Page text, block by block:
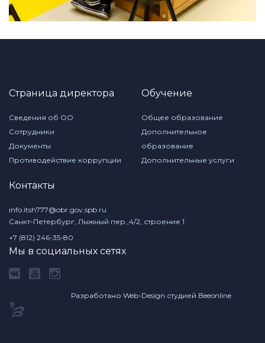
Страница директора
Сведения об ОО
Сотрудники
Документы
Противодействие коррупции
Обучение
Общее образование
Дополнительное
образование
Дополнительные услуги
Контакты
info.itsh777@obr.gov.spb.ru
Санкт-Петербург, Лыжный пер.,4/2, строение 1
+7 (812) 246-35-80
Мы в социальных сетях
Разработано Web-Design студией Beeonline